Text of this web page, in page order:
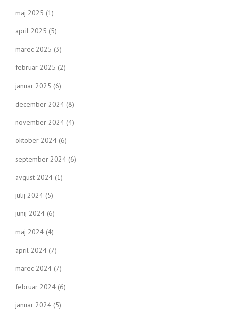
maj 2025 (1)
april 2025 (5)
marec 2025 (3)
februar 2025 (2)
januar 2025 (6)
december 2024 (8)
november 2024 (4)
oktober 2024 (6)
september 2024 (6)
avgust 2024 (1)
julij 2024 (5)
junij 2024 (6)
maj 2024 (4)
april 2024 (7)
marec 2024 (7)
februar 2024 (6)
januar 2024 (5)